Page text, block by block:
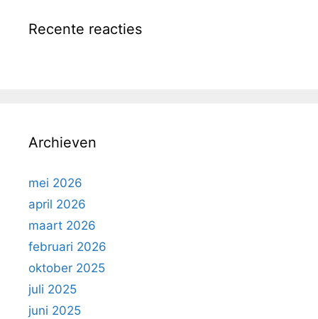
Recente reacties
Archieven
mei 2026
april 2026
maart 2026
februari 2026
oktober 2025
juli 2025
juni 2025